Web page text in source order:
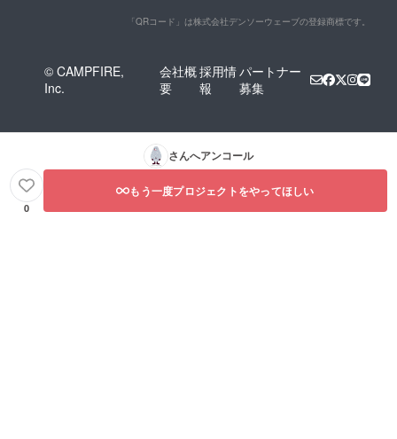
「QRコード」は株式会社デンソーウェーブの登録商標です。
© CAMPFIRE,
Inc.
会社概
要
採用情
報
パートナー
募集
さんへアンコール
0
もう一度プロジェクトをやってほしい